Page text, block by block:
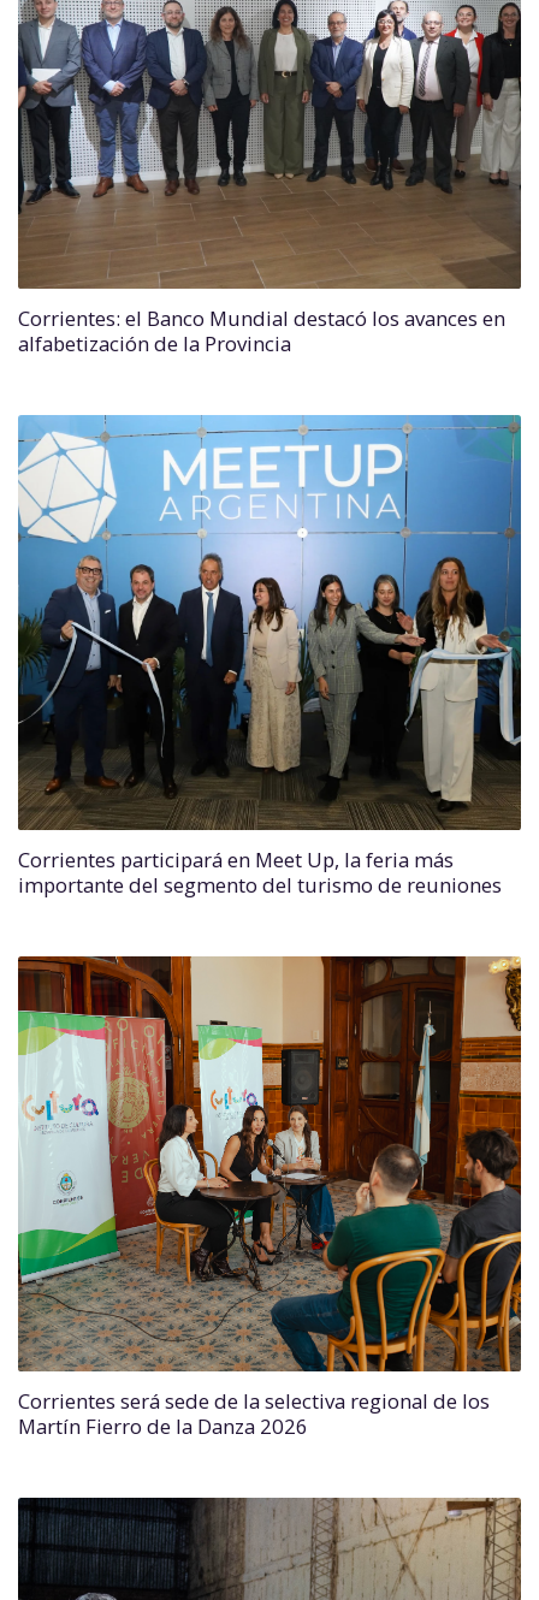
Corrientes: el Banco Mundial destacó los avances en
alfabetización de la Provincia
Corrientes participará en Meet Up, la feria más
importante del segmento del turismo de reuniones
Corrientes será sede de la selectiva regional de los
Martín Fierro de la Danza 2026